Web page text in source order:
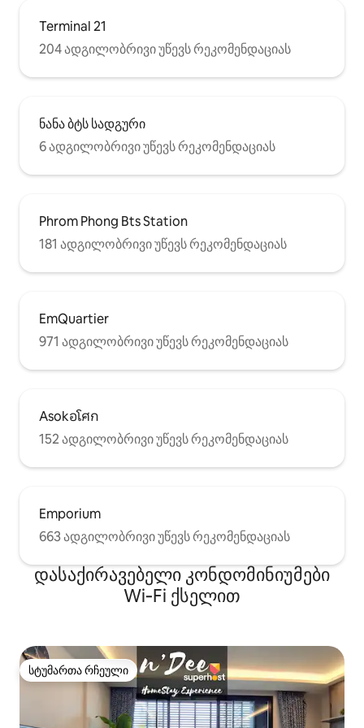
Terminal 21
204 ადგილობრივი უწევს რეკომენდაციას
ნანა ბტს სადგური
6 ადგილობრივი უწევს რეკომენდაციას
Phrom Phong Bts Station
181 ადგილობრივი უწევს რეკომენდაციას
EmQuartier
971 ადგილობრივი უწევს რეკომენდაციას
Asokอโศก
152 ადგილობრივი უწევს რეკომენდაციას
Emporium
663 ადგილობრივი უწევს რეკომენდაციას
დასაქირავებელი კონდომინიუმები
Wi‑Fi ქსელით
სტუმართა რჩეული
სტუმართა რჩეული